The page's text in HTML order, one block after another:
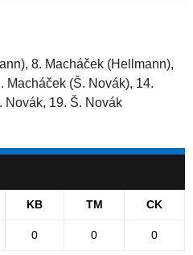
8. Macháček (Hellmann),
Macháček (Š. Novák), 14.
Novák, 19. Š. Novák
KB TM CK
0 0 0